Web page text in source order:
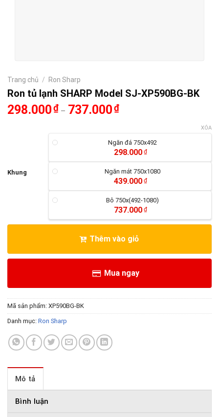
Trang chủ / Ron Sharp
Ron tủ lạnh SHARP Model SJ-XP590BG-BK
298.000₫ – 737.000₫
Khung
Ngăn đá 750x492
298.000 ₫
Ngăn mát 750x1080
439.000 ₫
Bô 750x(492-1080)
737.000 ₫
XÓA
Thêm vào giỏ
Mua ngay
Mã sản phẩm: XP590BG-BK
Danh mục: Ron Sharp
Mô tả
Bình luận